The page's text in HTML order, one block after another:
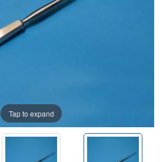
Tap to expand